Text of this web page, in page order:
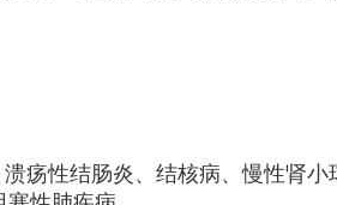
性结肠炎、结核病、慢性肾小